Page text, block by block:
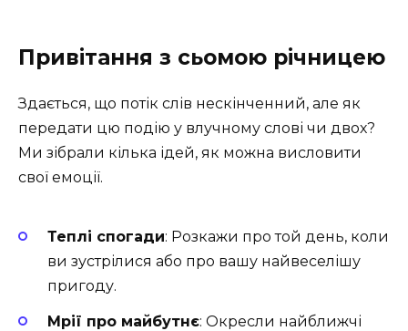
Привітання з сьомою річницею
Здається, що потік слів нескінченний, але як
передати цю подію у влучному слові чи двох?
Ми зібрали кілька ідей, як можна висловити
свої емоції.
Теплі спогади: Розкажи про той день, коли
ви зустрілися або про вашу найвеселішу
пригоду.
Мрії про майбутнє: Окресли найближчі